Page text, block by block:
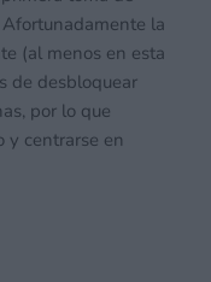
la
(al menos en esta
de desbloquear
por lo que
y centrarse en